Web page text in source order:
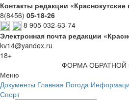
Контакты редакции «Краснокутские
8(8456) 05-18-26
8 905 032-63-74
Электронная почта редакции
kv14@yandex.ru
18+
ФОРМА ОБРАТНОЙ
Меню
Документы Главная Погода
Спорт